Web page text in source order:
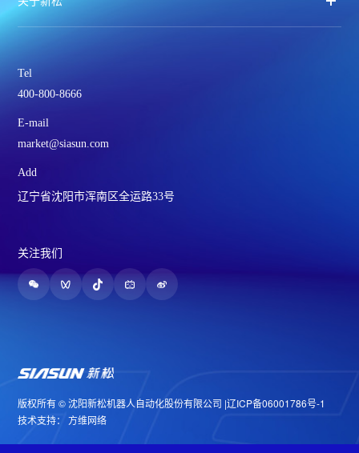
Tel
400-800-8666
E-mail
market@siasun.com
Add
辽宁省沈阳市浑南区全运路33号
版权所有 © 沈阳新松机器人自动化股份有限公司 |辽ICP备06001786号-1
技术支持：
方维网络
关注我们